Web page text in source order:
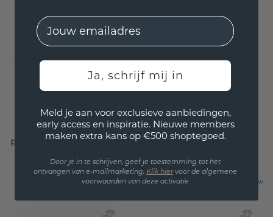
Oorbellen Nina 950
platina amethist 3 mm
€ 311,20€ 389,-
Excl. Tax & BTW
Oorbellen Queen 950
platina amethist 4.2
mm
€ 740,-€ 925,- Excl. Tax & BTW
EMail
Ja, schrijf mij in
Meld je aan voor exclusieve aanbiedingen,
early access en inspiratie. Nieuwe members
maken extra kans op €500 shoptegoed.
Door je in te schrijven, geef je toestemming tot het
ontvangen van e-mailmarketing. Klik hiervoor de algemene
voorwaarden van deze activatie